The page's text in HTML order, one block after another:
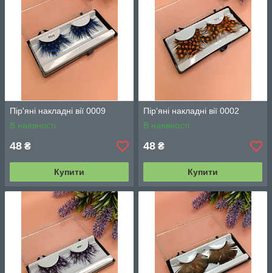
Пір'яні накладні вії 0009
В наявності
48 ₴
Купити
Пір'яні накладні вії 0002
В наявності
48 ₴
Купити